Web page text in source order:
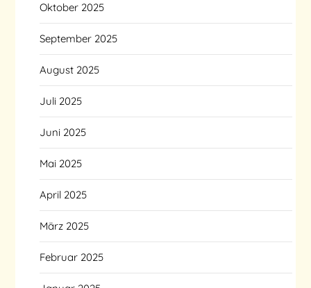
Oktober 2025
September 2025
August 2025
Juli 2025
Juni 2025
Mai 2025
April 2025
März 2025
Februar 2025